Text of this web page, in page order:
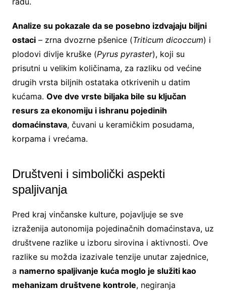
Analize su pokazale da se posebno izdvajaju biljni
ostaci– zrna dvozrne pšenice (Triticum dicoccum) i
plodovi divlje kruške (Pyrus pyraster), koji su
prisutni u velikim količinama, za razliku od većine
drugih vrsta biljnih ostataka otkrivenih u datim
kućama. Ove dve vrste biljaka bile su ključan
resurs za ekonomiju i ishranu pojedinih
domaćinstava, čuvani u keramičkim posudama,
korpama i vrećama.
Društveni i simbolički aspekti
spaljivanja
Pred kraj vinčanske kulture, pojavljuje se sve
izraženija autonomija pojedinačnih domaćinstava, uz
društvene razlike u izboru sirovina i aktivnosti. Ove
razlike su možda izazivale tenzije unutar zajednice,
a namerno spaljivanje kuća moglo je služiti kao
mehanizam društvene kontrole, negiranja